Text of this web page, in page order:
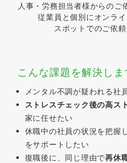
人事・労務担当者様からのご
従業員と個別にオンライ
スポットでのご依頼
こんな課題を解決しま
メンタル不調が疑われる社
ストレスチェック後の高ス
家に任せたい
休職中の社員の状況を把握し
をサポートしたい
復職後に、同じ理由で再休